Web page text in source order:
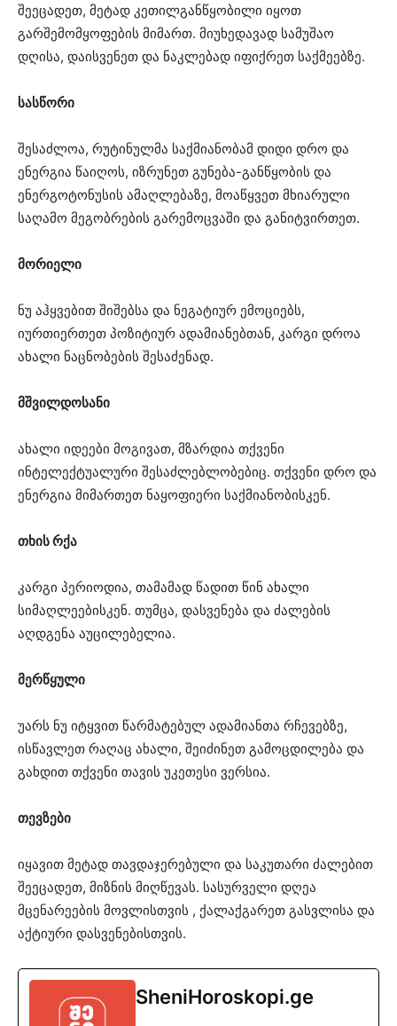
შეეცადეთ, მეტად კეთილგანწყობილი იყოთ
გარშემომყოფების მიმართ. მიუხედავად სამუშაო
დღისა, დაისვენეთ და ნაკლებად იფიქრეთ საქმეებზე.
სასწორი
შესაძლოა, რუტინულმა საქმიანობამ დიდი დრო და
ენერგია წაიღოს, იზრუნეთ გუნება-განწყობის და
ენერგოტონუსის ამაღლებაზე, მოაწყვეთ მხიარული
საღამო მეგობრების გარემოცვაში და განიტვირთეთ.
მორიელი
ნუ აჰყვებით შიშებსა და ნეგატიურ ემოციებს,
იურთიერთეთ პოზიტიურ ადამიანებთან, კარგი დროა
ახალი ნაცნობების შესაძენად.
მშვილდოსანი
ახალი იდეები მოგივათ, მზარდია თქვენი
ინტელექტუალური შესაძლებლობებიც. თქვენი დრო და
ენერგია მიმართეთ ნაყოფიერი საქმიანობისკენ.
თხის რქა
კარგი პერიოდია, თამამად წადით წინ ახალი
სიმაღლეებისკენ. თუმცა, დასვენება და ძალების
აღდგენა აუცილებელია.
მერწყული
უარს ნუ იტყვით წარმატებულ ადამიანთა რჩევებზე,
ისწავლეთ რაღაც ახალი, შეიძინეთ გამოცდილება და
გახდით თქვენი თავის უკეთესი ვერსია.
თევზები
იყავით მეტად თავდაჯერებული და საკუთარი ძალებით
შეეცადეთ, მიზნის მიღწევას. სასურველი დღეა
მცენარეების მოვლისთვის , ქალაქგარეთ გასვლისა და
აქტიური დასვენებისთვის.
SheniHoroskopi.ge